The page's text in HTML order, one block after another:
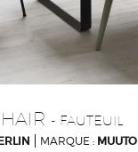
- FAUTEUIL
MARQUE : MUUTO